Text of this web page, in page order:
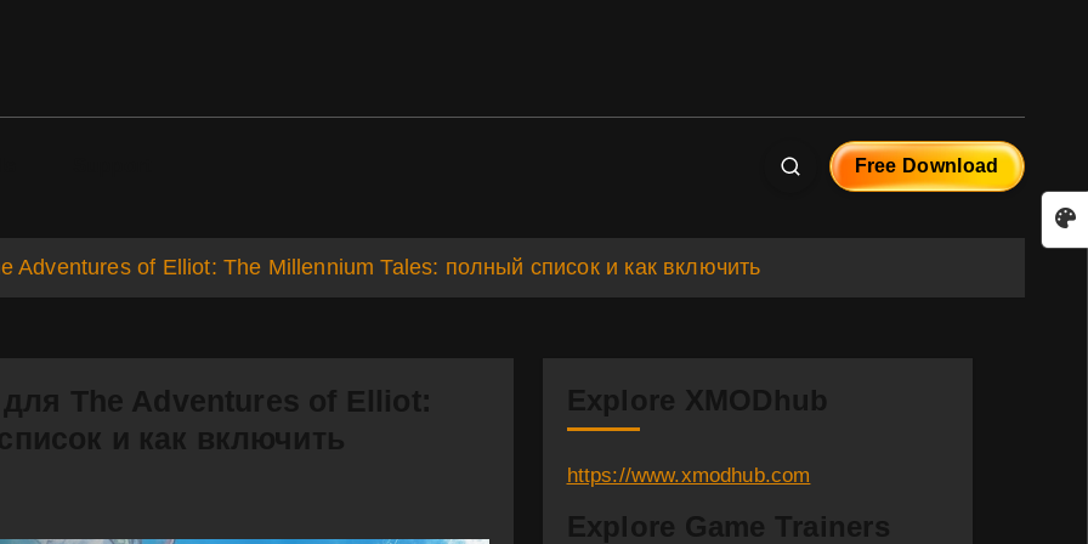
Free Download
of Elliot: The Millennium Tales: полный список и как включить
The Adventures of Elliot:
и как включить
Explore XMODhub
https://www.xmodhub.com
Explore Game Trainers